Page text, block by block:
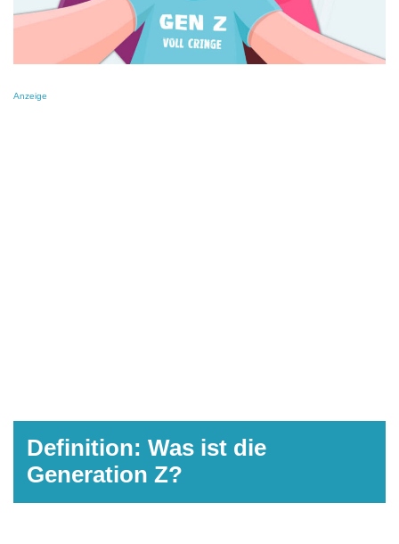
Anzeige
Definition: Was ist die
Generation Z?